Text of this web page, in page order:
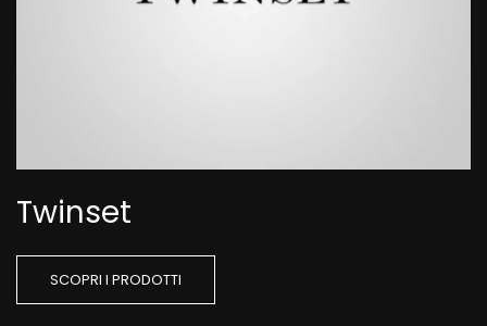
Twinset
SCOPRI I PRODOTTI